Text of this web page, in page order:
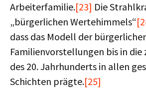
Arbeiterfamilie.[23] Die
„bürgerlichen Wertehimmels“
dass das Modell der
Familienvorstellungen bis in
des 20. Jahrhunderts in allen
Schichten prägte.[25]